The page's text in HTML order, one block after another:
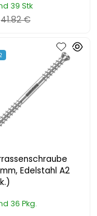
39 Stk
41.82 €
Edelstahl A2
36 Pkg.